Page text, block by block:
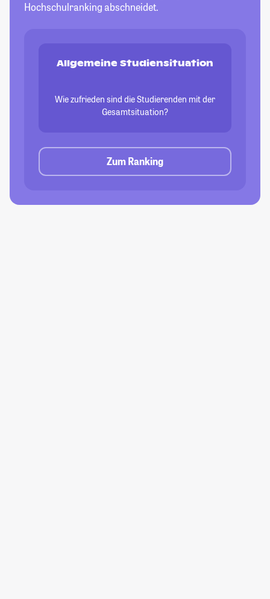
Hochschulranking abschneidet.
Allgemeine Studiensituation
Wie zufrieden sind die Studierenden mit der
Gesamtsituation?
Zum Ranking